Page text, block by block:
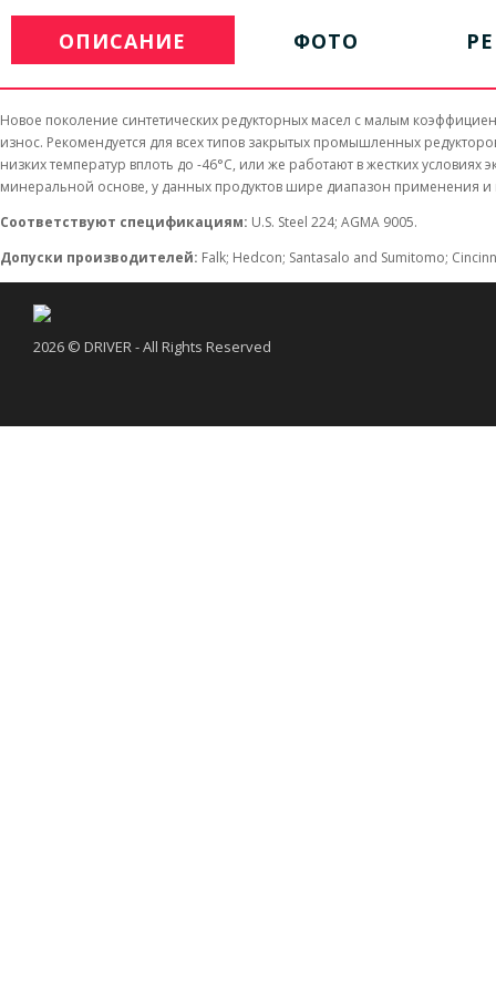
ОПИСАНИЕ ФОТО
Hовое поколение синтетических редукторных масел с малым
износ. Рекомендуется для всех типов закрытых промышленных
низких температур вплоть до -46°С, или же работают в жестких
минеральной основе, у данных продуктов шире диапазон применения и
Соответствуют спецификациям: U.S. Steel 224; AGMA 9005.
Допуски производителей: Falk; Hedcon; Santasalo and Sumitomo;
2026 © DRIVER - All Rights Reserved